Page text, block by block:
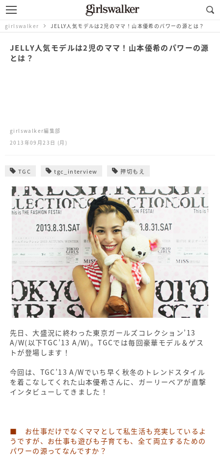
girlswalker JELLY人気モデルは2児のママ！山本優希のパワーの源とは？
JELLY人気モデルは2児のママ！山本優希のパワーの源
とは？
girlswalker編集部
2013年09月23日 (月)
TGC tgc_interview 押切もえ
先日、大盛況に終わった東京ガールズコレクション’13
A/W(以下TGC’13 A/W)。TGCでは毎回豪華モデル＆ゲス
トが登場します！
今回は、TGC’13 A/Wでいち早く秋冬のトレンドスタイル
を着こなしてくれた山本優希さんに、ガーリーベアが直撃
インタビューしてきました！
■ お仕事だけでなくママとして私生活も充実しているよ
うですが、お仕事も遊びも子育ても、全て両立するための
パワーの源ってなんですか？